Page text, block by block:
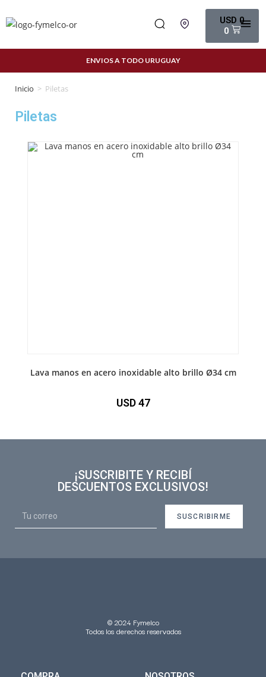
USD 0
0
ENVIOS A TODO URUGUAY
Inicio > Piletas
Piletas
Lava manos en acero inoxidable alto brillo Ø34 cm
USD47
¡SUSCRIBITE Y RECIBÍ
DESCUENTOS EXCLUSIVOS!
SUSCRIBIRME
© 2024 Fymelco
Todos los derechos reservados